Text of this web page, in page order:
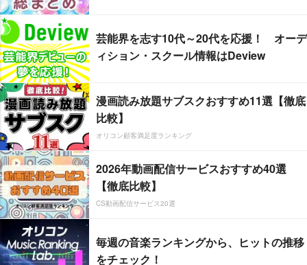
芸能界を志す10代～20代を応援！ オーデ
ィション・スクール情報はDeview
漫画読み放題サブスクおすすめ11選【徹底
比較】
オリコン顧客満足度ランキング
2026年動画配信サービスおすすめ40選
【徹底比較】
CS動画配信サービス20選
毎週の音楽ランキングから、ヒットの推移
をチェック！